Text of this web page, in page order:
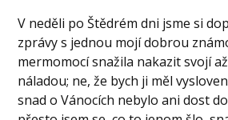
V neděli po Štědrém dni jsme si
zprávy s jednou mojí dobrou
mermomocí snažila nakazit svojí
náladou; ne, že bych ji měl
snad o Vánocích nebylo ani dost